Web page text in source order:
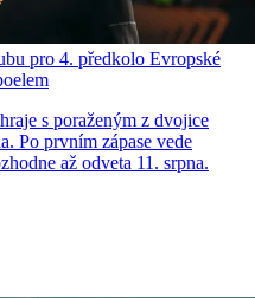
pro 4. předkolo Evropské
s poraženým z dvojice
Po prvním zápase vede
až odveta 11. srpna.